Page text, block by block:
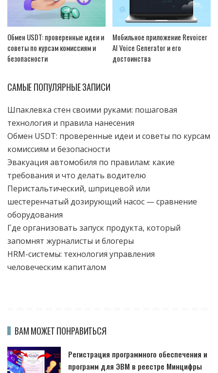
Обмен USDT: проверенные идеи и
советы по курсам комиссиям и
безопасности
Мобильное приложение Revoicer
AI Voice Generator и его
достоинства
САМЫЕ ПОПУЛЯРНЫЕ ЗАПИСИ
Шпаклевка стен своими руками: пошаговая
технология и правила нанесения
Обмен USDT: проверенные идеи и советы по курсам
комиссиям и безопасности
Эвакуация автомобиля по правилам: какие
требования и что делать водителю
Перистальтический, шприцевой или
шестеренчатый дозирующий насос — сравнение
оборудования
Где организовать запуск продукта, который
запомнят журналисты и блогеры
HRM-системы: технология управления
человеческим капиталом
ВАМ МОЖЕТ ПОНРАВИТЬСЯ
Регистрация программного обеспечения и
программ для ЭВМ в реестре Минцифры